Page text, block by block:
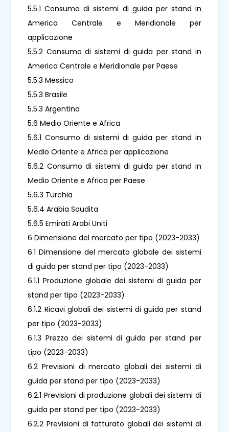
5.5.1 Consumo di sistemi di guida per stand in
America Centrale e Meridionale per
applicazione
5.5.2 Consumo di sistemi di guida per stand in
America Centrale e Meridionale per Paese
5.5.3 Messico
5.5.3 Brasile
5.5.3 Argentina
5.6 Medio Oriente e Africa
5.6.1 Consumo di sistemi di guida per stand in
Medio Oriente e Africa per applicazione
5.6.2 Consumo di sistemi di guida per stand in
Medio Oriente e Africa per Paese
5.6.3 Turchia
5.6.4 Arabia Saudita
5.6.5 Emirati Arabi Uniti
6 Dimensione del mercato per tipo (2023-2033)
6.1 Dimensione del mercato globale dei sistemi
di guida per stand per tipo (2023-2033)
6.1.1 Produzione globale dei sistemi di guida per
stand per tipo (2023-2033)
6.1.2 Ricavi globali dei sistemi di guida per stand
per tipo (2023-2033)
6.1.3 Prezzo dei sistemi di guida per stand per
tipo (2023-2033)
6.2 Previsioni di mercato globali dei sistemi di
guida per stand per tipo (2023-2033)
6.2.1 Previsioni di produzione globali dei sistemi di
guida per stand per tipo (2023-2033)
6.2.2 Previsioni di fatturato globali dei sistemi di